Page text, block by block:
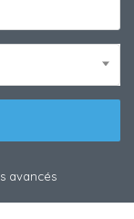
avancés